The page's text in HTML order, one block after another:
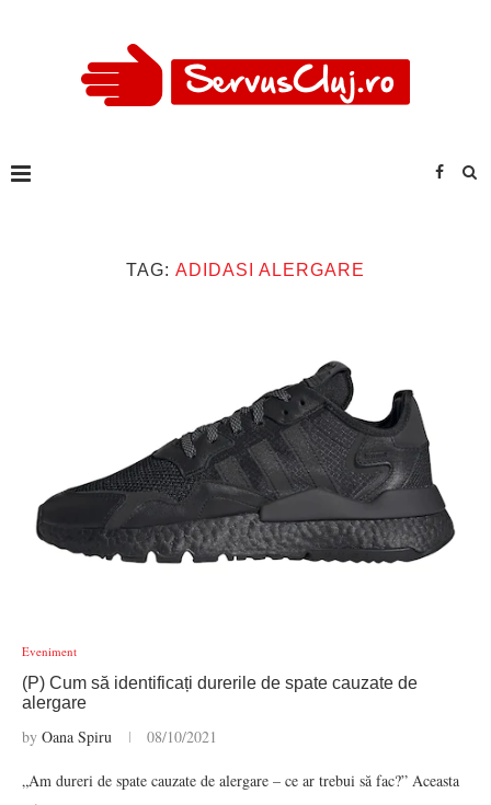
TAG: ADIDASI ALERGARE
Eveniment
(P) Cum să identificați durerile de spate cauzate de
alergare
by Oana Spiru 08/10/2021
„Am dureri de spate cauzate de alergare – ce ar trebui să fac?” Aceasta